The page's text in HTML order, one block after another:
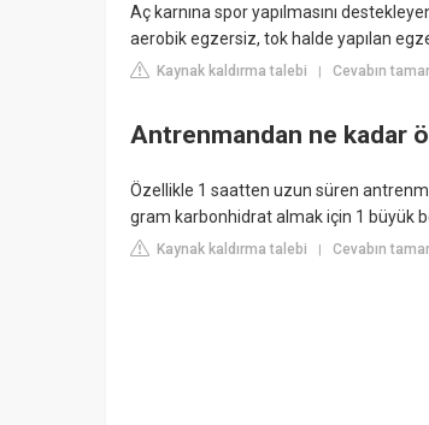
Aç karnına spor yapılmasını
aerobik egzersiz, tok halde yapılan
Kaynak kaldırma talebi | Cevabın
Antrenmandan ne kadar
Özellikle 1 saatten uzun süren
gram karbonhidrat almak için 1 büyük
Kaynak kaldırma talebi | Cevabın